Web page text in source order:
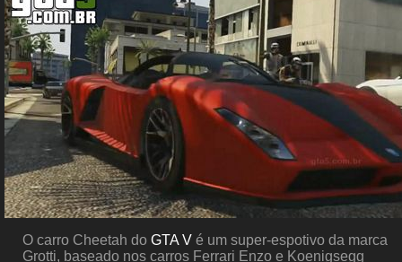
O carro Cheetah do GTA V é um super-espotivo da marca
Grotti, baseado nos carros Ferrari Enzo e Koenigsegg